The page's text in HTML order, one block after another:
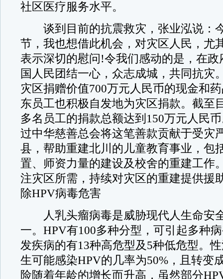
社区医疗服务水平。
谈到目前的抗震救灾，张业泓说：
节，我也想借此机会，对灾区人民，尤
表示深切的慰问!令我们感动的是，在政
国人民团结一心，众志成城，共同抗灾
灾区捐赠价值700万元人民币的现金和
东员工也积极自发地为灾区捐款。截至
多名员工的捐款总额达到150万元人民
过中华慈善总会将这笔善款贡献于受灾
县，帮助重建北川的儿童教育事业，包
置、师资力量的建设及校舍的重建工作
注灾区所需，持续对灾区的重建提供援
除HPV病毒危害
人乳头瘤病毒是威胁现代人生命安
一。HPV有100多种分型，可引起多种
发疾病的有13种高危型及5种低危型。
生可能感染HPV的几率为50%，且转变
险随着年龄的增长而升高，虽然部分